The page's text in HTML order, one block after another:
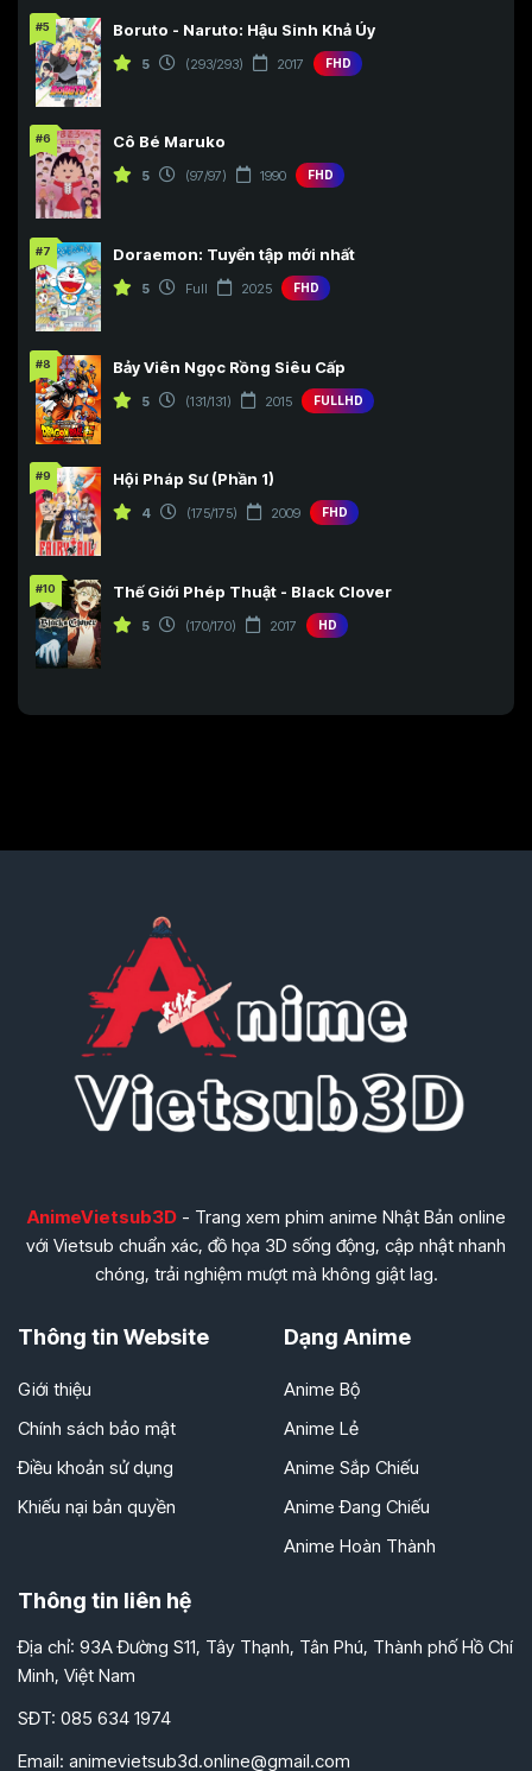
#5 Boruto - Naruto: Hậu Sinh Khả Úy
5 (293/293) 2017 FHD
#6 Cô Bé Maruko
5 (97/97) 1990 FHD
#7 Doraemon: Tuyển tập mới nhất
5 Full 2025 FHD
#8 Bảy Viên Ngọc Rồng Siêu Cấp
5 (131/131) 2015 FULLHD
#9 Hội Pháp Sư (Phần 1)
4 (175/175) 2009 FHD
#10 Thế Giới Phép Thuật - Black Clover
5 (170/170) 2017 HD
AnimeVietsub3D- Trang xem phim anime Nhật Bản online
với Vietsub chuẩn xác, đồ họa 3D sống động, cập nhật nhanh
chóng, trải nghiệm mượt mà không giật lag.
Thông tin Website
Giới thiệu
Chính sách bảo mật
Điều khoản sử dụng
Khiếu nại bản quyền
Dạng Anime
Anime Bộ
Anime Lẻ
Anime Sắp Chiếu
Anime Đang Chiếu
Anime Hoàn Thành
Thông tin liên hệ
Địa chỉ: 93A Đường S11, Tây Thạnh, Tân Phú, Thành phố Hồ Chí
Minh, Việt Nam
SĐT: 085 634 1974
Email: animevietsub3d.online@gmail.com